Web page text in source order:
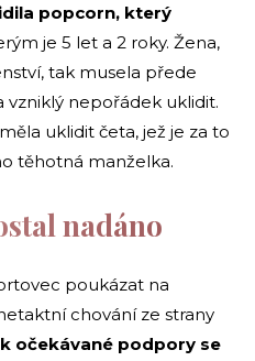
popcorn, který
je 5 let a 2 roky. Žena,
tak musela přede
nepořádek uklidit.
uklidit četa, jež je za to
těhotná manželka.
nadáno
poukázat na
chování ze strany
očekávané podpory se